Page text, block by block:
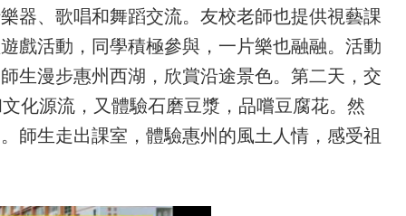
器、歌唱和舞蹈交流。友校老師也提供視藝課
戲活動，同學積極參與，一片樂也融融。活動
生漫步惠州西湖，欣賞沿途景色。第二天，交
源流，又體驗石磨豆漿，品嚐豆腐花。然
師生走出課室，體驗惠州的風土人情，感受祖